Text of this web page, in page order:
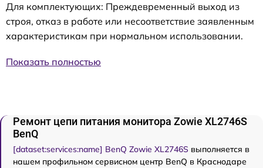
Для комплектующих: Преждевременный выход из
строя, отказ в работе или несоответствие заявленным
характеристикам при нормальном использовании.
Показать полностью
Ремонт цепи питания монитора Zowie XL2746S
BenQ
[dataset:services:name] BenQ Zowie XL2746S выполняется в
нашем профильном сервисном центр BenQ в Краснодаре